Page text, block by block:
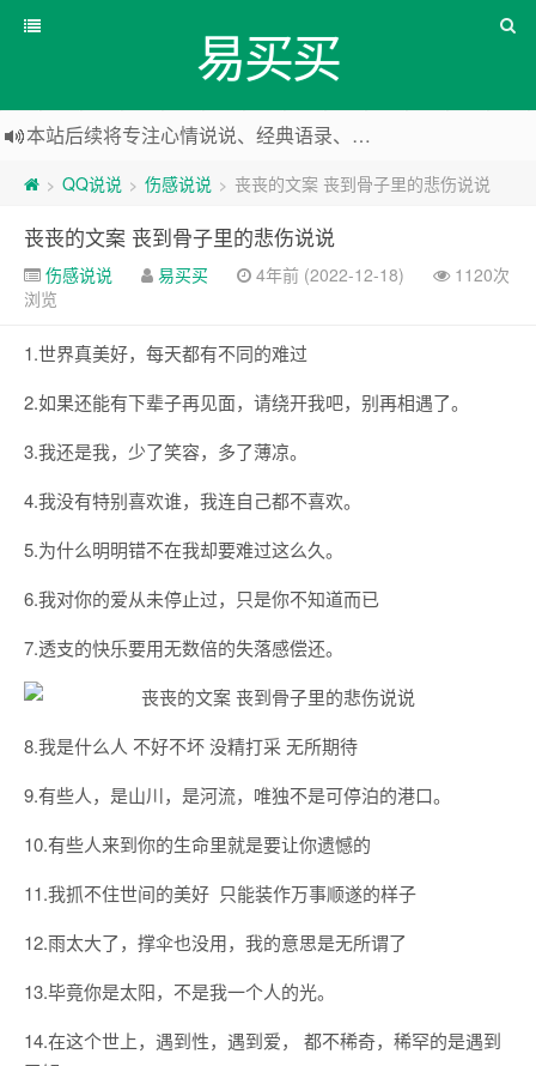
易买买
本站后续将专注心情说说、经典语录、心情随笔等
本站改版，下架友情链接
> QQ说说 > 伤感说说 > 丧丧的文案 丧到骨子里的悲伤说说
丧丧的文案 丧到骨子里的悲伤说说
伤感说说 易买买 4年前 (2022-12-18)
1120次
浏览
1.世界真美好，每天都有不同的难过
2.如果还能有下辈子再见面，请绕开我吧，别再相遇了。
3.我还是我，少了笑容，多了薄凉。
4.我没有特别喜欢谁，我连自己都不喜欢。
5.为什么明明错不在我却要难过这么久。
6.我对你的爱从未停止过，只是你不知道而已
7.透支的快乐要用无数倍的失落感偿还。
8.我是什么人 不好不坏 没精打采 无所期待
9.有些人，是山川，是河流，唯独不是可停泊的港口。
10.有些人来到你的生命里就是要让你遗憾的
11.我抓不住世间的美好 只能装作万事顺遂的样子
12.雨太大了，撑伞也没用，我的意思是无所谓了
13.毕竟你是太阳，不是我一个人的光。
14.在这个世上，遇到性，遇到爱， 都不稀奇，稀罕的是遇到